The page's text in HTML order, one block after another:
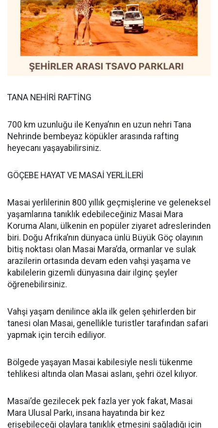
TANA NEHİRİ RAFTİNG
700 km uzunluğu ile Kenya’nın en uzun nehri Tana
Nehrinde bembeyaz köpükler arasında rafting
heyecanı yaşayabilirsiniz.
GÖÇEBE HAYAT VE MASAİ YERLİLERİ
Masai yerlilerinin 800 yıllık geçmişlerine ve geleneksel
yaşamlarına tanıklık edebileceğiniz Masai Mara
Koruma Alanı, ülkenin en popüler ziyaret adreslerinden
biri. Doğu Afrika’nın dünyaca ünlü Büyük Göç olayının
bitiş noktası olan Masai Mara’da, ormanlar ve sulak
arazilerin ortasında devam eden vahşi yaşama ve
kabilelerin gizemli dünyasına dair ilginç şeyler
öğrenebilirsiniz.
Vahşi yaşam denilince akla ilk gelen şehirlerden bir
tanesi olan Masai, genellikle turistler tarafından safari
yapmak için tercih ediliyor.
Bölgede yaşayan Masai kabilesiyle nesli tükenme
tehlikesi altında olan Masai aslanı, şehri özel kılıyor.
Masai’de gezilecek pek fazla yer yok fakat, Masai
Mara Ulusal Parkı, insana hayatında bir kez
erişebileceği olaylara tanıklık etmesini sağladığı için